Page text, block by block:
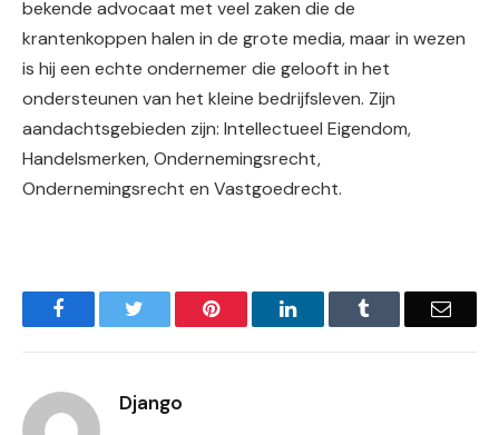
bekende advocaat met veel zaken die de
krantenkoppen halen in de grote media, maar in wezen
is hij een echte ondernemer die gelooft in het
ondersteunen van het kleine bedrijfsleven. Zijn
aandachtsgebieden zijn: Intellectueel Eigendom,
Handelsmerken, Ondernemingsrecht,
Ondernemingsrecht en Vastgoedrecht.
Facebook Pinterest LinkedIn Email
Django